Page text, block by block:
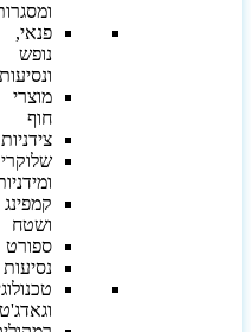
ומסגרות
פנאי,
נופש
ונסיעות
מוצרי
חוף
צידניות
שלוקרים
ומידניות
קמפינג
ושטח
ספורט
נסיעות
טכנולוגיה
וגאדג'טים